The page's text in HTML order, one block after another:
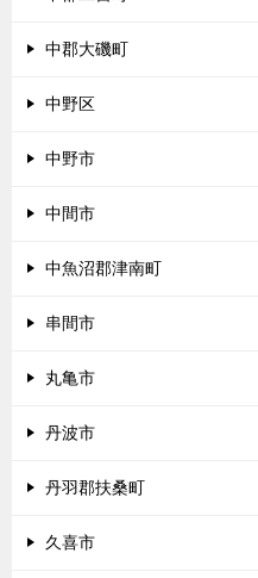
中郡大磯町
中野区
中野市
中間市
中魚沼郡津南町
串間市
丸亀市
丹波市
丹羽郡扶桑町
久喜市